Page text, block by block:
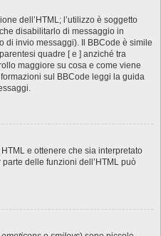
dell’HTML; l’utilizzo è soggetto
disabilitarlo di messaggio in
di invio messaggi). Il BBCode è simile
quadre [ e ] anziché tra
maggiore su cosa e come viene
sul BBCode leggi la guida
e ottenere che sia interpretato
delle funzioni dell’HTML può